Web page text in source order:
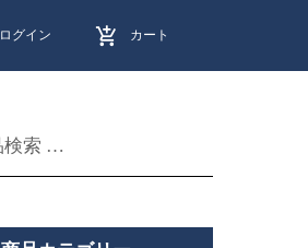
ログイン カート